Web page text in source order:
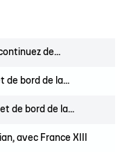
de...
de bord de la...
de bord de la...
avec France XIII